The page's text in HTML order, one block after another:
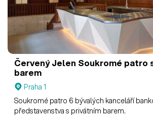
Červený Jelen Soukromé patro
barem
Praha 1
Soukromé patro 6 bývalých kanceláří
představenstva s privátním barem.